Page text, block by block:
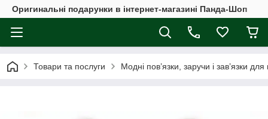
Оригинальні подарунки в інтернет-магазині Панда-Шоп
Товари та послуги Модні пов’язки, заручи і зав’язки